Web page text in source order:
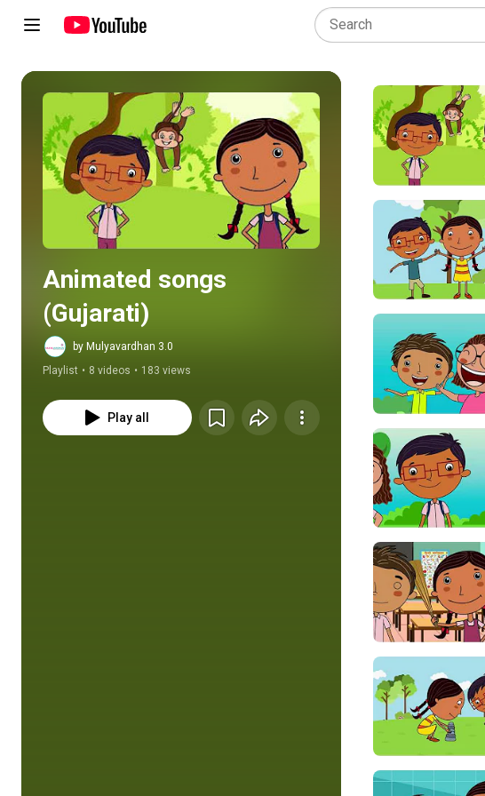
Play all
Animated songs
(Gujarati)
by Mulyavardhan 3.0
Playlist • 8 videos • 183 views
Play all